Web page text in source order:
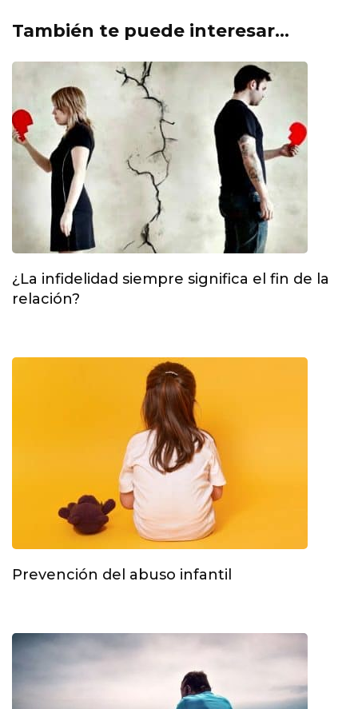
También te puede interesar...
¿La infidelidad siempre significa el fin de la
relación?
Prevención del abuso infantil